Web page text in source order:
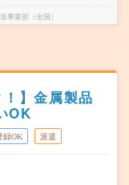
業部（全国）
】金属製品
OK
録OK 派遣